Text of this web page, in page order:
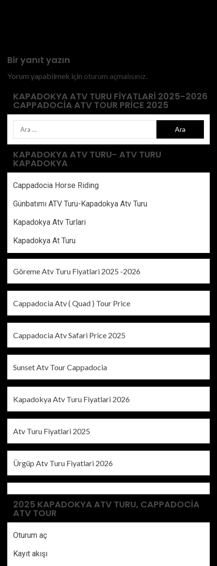
Bir yanıt yazın
Yorum yapabilmek için oturum açmalısınız.
KAPADOKYA ATV TURU FIYATLARI 2025-2026
CAPPADOCIA ATV TOUR PRICE 2025
KAPADOKYA ATV TURU- ATV TURU
KAPADOKYA
Cappadocia Horse Riding
Günbatımı ATV Turu-Kapadokya Atv Turu
Kapadokya Atv Turlari
Kapadokya At Turu
Göreme Atv Turu Fiyatlari 2025 -2026
Cappadocia Atv ( Quad ) Tour Price
Cappadocia Atv Safari Price 2025
Sunset Atv Tour Cappadocia
Kapadokya Atv Turu Fiyatlari 2026
Atv Turu Fiyatlari 2025
Ürgüp Atv Turu Fiyatlari 2026
2025 KAPADOKYA ATV TURU, CAPPADOCIA
ATV TOUR
Oturum aç
Kayıt akışı